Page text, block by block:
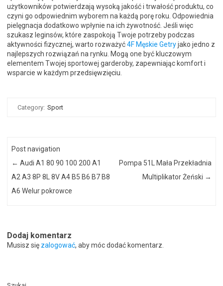
użytkowników potwierdzają wysoką jakość i trwałość produktu, co
czyni go odpowiednim wyborem na każdą porę roku. Odpowiednia
pielęgnacja dodatkowo wpłynie na ich żywotność. Jeśli więc
szukasz leginsów, które zaspokoją Twoje potrzeby podczas
aktywności fizycznej, warto rozważyć4F Męskie Getryjako jedno z
najlepszych rozwiązań na rynku. Mogą one być kluczowym
elementem Twojej sportowej garderoby, zapewniając komfort i
wsparcie w każdym przedsięwzięciu.
Category: Sport
Post navigation
← Audi A1 80 90 100 200 A1
A2 A3 8P 8L 8V A4 B5 B6 B7 B8
A6 Welur pokrowce
Pompa 51L Mała Przekładnia
Multiplikator Żeński →
Dodaj komentarz
Musisz się zalogować, aby móc dodać komentarz.